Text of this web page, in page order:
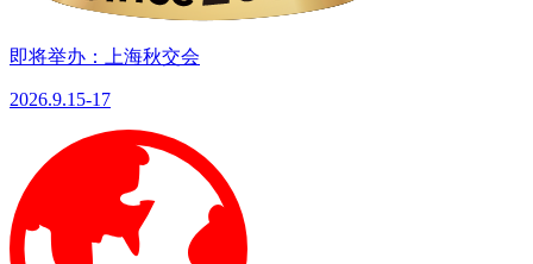
即将举办：上海秋交会
2026.9.15-17